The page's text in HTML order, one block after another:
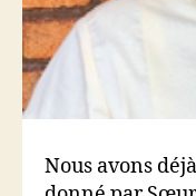
Nous avons